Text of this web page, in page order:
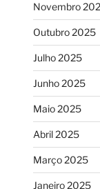
Novembro
Outubro 2025
Julho 2025
Junho 2025
Maio 2025
Abril 2025
Março 2025
Janeiro 2025